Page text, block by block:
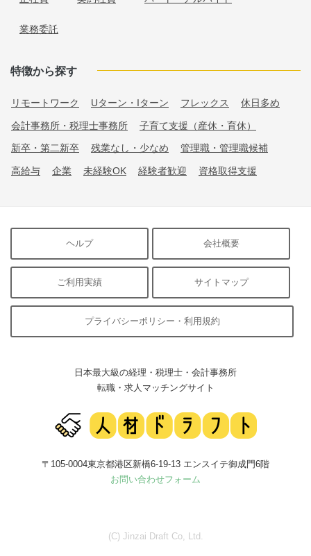
業務委託
特徴から探す
リモートワーク Uターン・Iターン フレックス 休日多め
会計事務所・税理士事務所 子育て支援（産休・育休）
新卒・第二新卒 残業なし・少なめ 管理職・管理職候補
高給与 企業 未経験OK 経験者歓迎 資格取得支援
ヘルプ 会社概要
ご利用実績 サイトマップ
プライバシーポリシー・利用規約
日本最大級の経理・税理士・会計事務所
転職・求人マッチングサイト
〒105-0004東京都港区新橋6-19-13 エンスイテ御成門6階
お問い合わせフォーム
(C) Jinzai Draft Co, Ltd.